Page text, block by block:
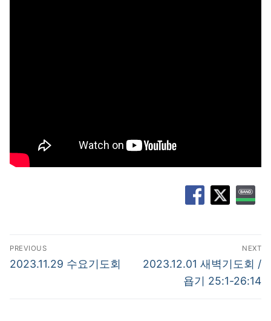
글
탐
PREVIOUS
Previous
2023.11.29 수요기도회
NEXT
Next
2023.12.01 새벽기도회 /
욥기 25:1-26:14